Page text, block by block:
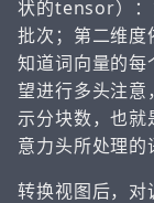
状的tensor）
批次；第二维
知道词向量的
望进行多头注
示分块数，也
意力头所处理的
转换视图后，